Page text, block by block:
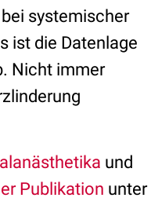
systemischer
ist die Datenlage
Nicht immer
und
Publikation unter